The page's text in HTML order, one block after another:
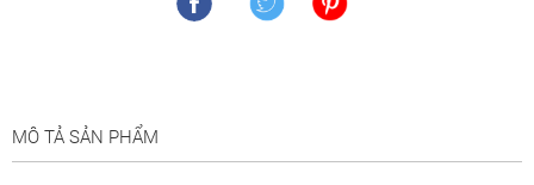
MÔ TẢ SẢN PHẨM